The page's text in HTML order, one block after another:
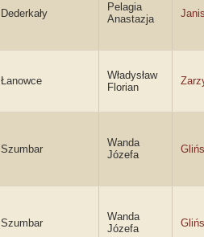
Dederkały
Pelagia
Anastazja
Łanowce
Władysław
Florian
Szumbar
Wanda
Józefa
Szumbar
Wanda
Józefa